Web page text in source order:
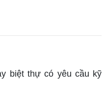
thự có yêu cầu kỹ